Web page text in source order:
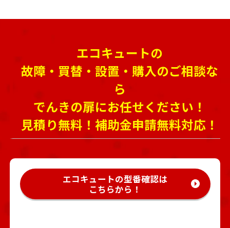
エコキュートの
故障・買替・設置・購入のご相談な
ら
でんきの扉にお任せください！
見積り無料！補助金申請無料対応！
エコキュートの型番確認は
こちらから！